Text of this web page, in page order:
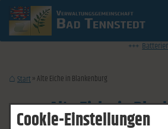
Cookie-Einstellungen
News-Ticker
Batterien
Start Alte Eiche in Blankenburg
Alte Eiche in